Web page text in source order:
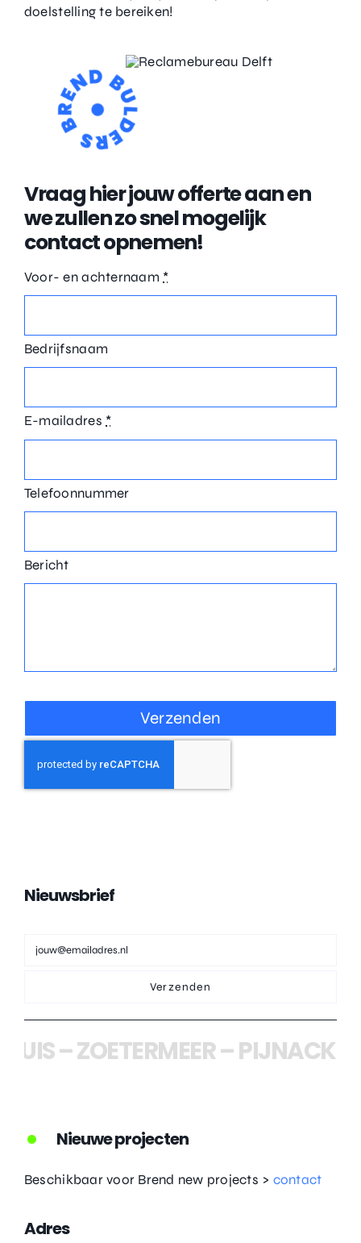
doelstelling te bereiken!
Vraag hier jouw offerte aan en
we zullen zo snel mogelijk
contact opnemen!
Voor- en achternaam*
Bedrijfsnaam
E-mailadres*
Telefoonnummer
Bericht
Verzenden
Nieuwsbrief
Verzenden
–ZOETERMEER–PIJNACKER–
Nieuwe projecten
Beschikbaar voor Brend new projects > contact
Adres